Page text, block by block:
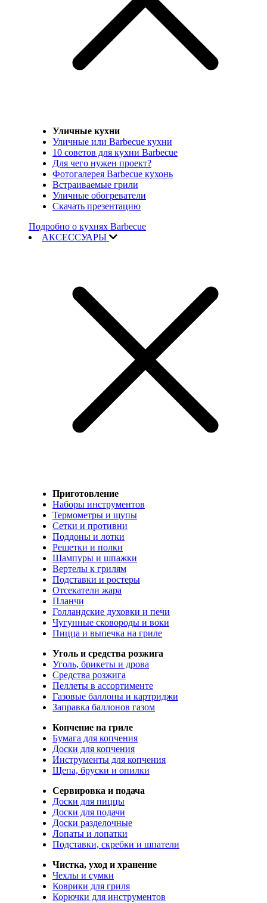
Уличные кухни
Уличные или Barbecue кухни
10 советов для кухни Barbecue
Для чего нужен проект?
Фотогалерея Barbecue кухонь
Встраиваемые грили
Уличные обогреватели
Скачать презентацию
Подробно о кухнях Barbecue
АКСЕССУАРЫ
Приготовление
Наборы инструментов
Термометры и щупы
Сетки и противни
Поддоны и лотки
Решетки и полки
Шампуры и шпажки
Вертелы к грилям
Подставки и ростеры
Отсекатели жара
Планчи
Голландские духовки и печи
Чугунные сковороды и воки
Пицца и выпечка на гриле
Уголь и средства розжига
Уголь, брикеты и дрова
Средства розжига
Пеллеты в ассортименте
Газовые баллоны и картриджи
Заправка баллонов газом
Копчение на гриле
Бумага для копчения
Доски для копчения
Инструменты для копчения
Щепа, бруски и опилки
Сервировка и подача
Доски для пиццы
Доски для подачи
Доски разделочные
Лопаты и лопатки
Подставки, скребки и шпатели
Чистка, уход и хранение
Чехлы и сумки
Коврики для гриля
Корючки для инструментов